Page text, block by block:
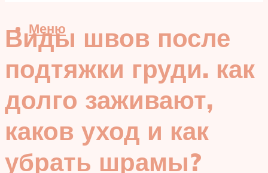
Меню
Виды швов после
подтяжки груди. как
долго заживают,
каков уход и как
убрать шрамы?